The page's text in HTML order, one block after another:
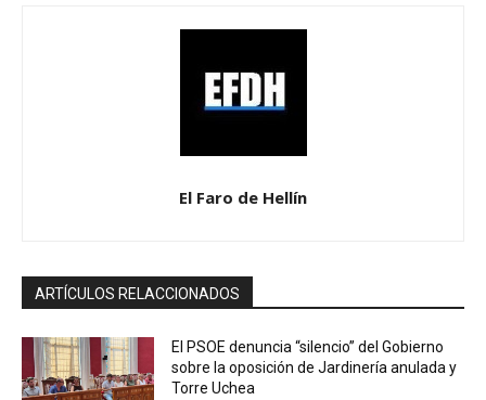
El Faro de Hellín
ARTÍCULOS RELACCIONADOS
El PSOE denuncia “silencio” del Gobierno
sobre la oposición de Jardinería anulada y
Torre Uchea